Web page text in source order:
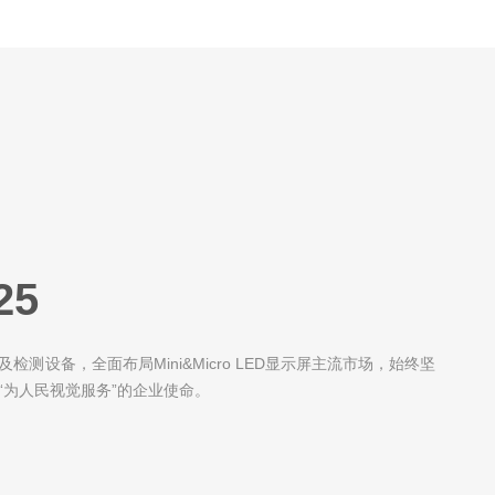
检测设备，全面布局Mini&Micro LED显示屏主流市场，始终坚
人民视觉服务”的企业使命。